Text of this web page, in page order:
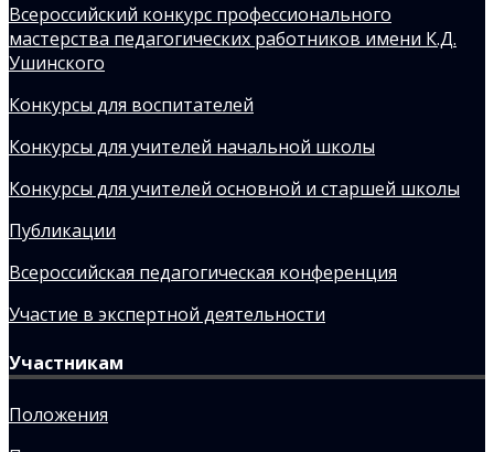
Всероссийский конкурс профессионального
мастерства педагогических работников имени К.Д.
Ушинского
Конкурсы для воспитателей
Конкурсы для учителей начальной школы
Конкурсы для учителей основной и старшей школы
Публикации
Всероссийская педагогическая конференция
Участие в экспертной деятельности
Участникам
Положения